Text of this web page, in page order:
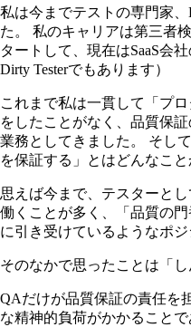
私は今までテストの専門家
た。 私のキャリアは第三者
タートして、現在はSaaS会
Dirty Testerでもあります）
これまで私は一貫して「プ
をしたことがなく、品質保
業務としてきました。 そし
を保証する」とはどんなこ
思えば今まで、テスターと
働くことが多く、「品質の
に引き受けているようなポ
そのなかで思ったことは「
QAだけが品質保証の責任を
な精神的負荷がかかることで